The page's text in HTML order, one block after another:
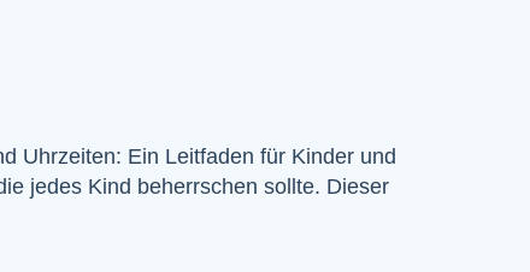
Uhrzeiten: Ein Leitfaden für Kinder und
jedes Kind beherrschen sollte. Dieser